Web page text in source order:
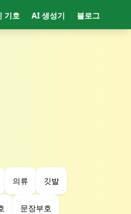
기호 AI 생성기 블로그
의류 깃발
문장부호